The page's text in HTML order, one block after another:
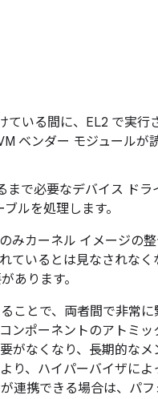
ている間に、EL2 で実行
ベンダー モジュールが
で必要なデバイス ドラ
ルを処理します。
みカーネル イメージの
ているとは見なされなく
あります。
ことで、両者間で非常
ンポーネントのアトミ
がなくなり、長期的なメ
り、ハイパーバイザによ
連携できる場合は、パ